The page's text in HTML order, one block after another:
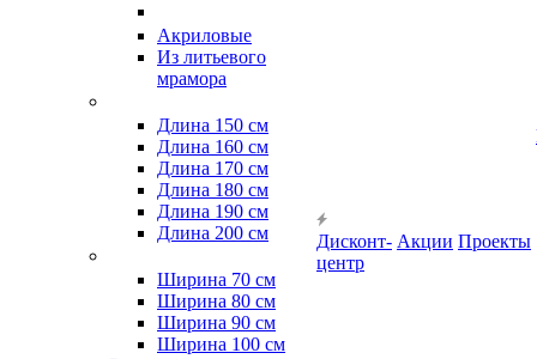
Акриловые
Из литьевого
мрамора
Длина 150 см
Длина 160 см
Длина 170 см
Длина 180 см
Длина 190 см
Длина 200 см
Ширина 70 см
Ширина 80 см
Ширина 90 см
Ширина 100 см
Дисконт-
центр
Акции Проекты